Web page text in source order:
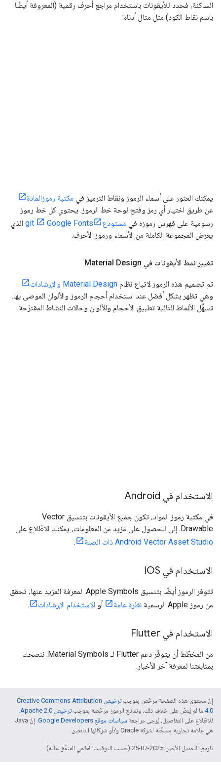
الساكنة، فحدد للأيقونات باستخدام مراجع أحرف رقمية (المعروفة أيضًا
باسم نقاط الكود) مثل مثال أدناه:
يمكنك العثور على أسماء الرموز ونقاط الترميز في مكتبة رموزالمادة
عن طريق اختيار أي رمز وفتح لوحة خط الرموز. يحتوي كل خط رموز
رسومية على فهرس رموزه في مستودعgit Google Fonts
الذي
يعرض المجموعة الكاملة من الأسماء ورموز الأحرف.
تغيير نمط الأيقونات في Material Design
تم تصميم هذه الرموز لاتباع نظام Material Design والإرشادات
وهي تظهر بشكل أفضل عند استخدام أحجام الرموز والألوان الموصى بها.
تسهِّل الأنماط التالية تطبيق الأحجام والألوان وحالات النشاط المقترَحة.
الاستخدام في Android
في مكتبة رموز المواد، تكون جميع الأيقونات بتنسيق Vector
Drawable. إلى للحصول على مزيد من المعلومات، يمكنك الاطّلاع على
Android Vector Asset Studio ذات الصلة
.
الاستخدام في i OS
تتوفر الرموز أيضًا بتنسيق Apple Symbols. لمعرفة المزيد عنها، تحقق
من رموز Apple الرسمية
نظرة عامة أو الاستخدام الإرشادات .
الاستخدام في Flutter
من المخطّط أن يتوفّر دعم Flutter لـ Material Symbols. ننصحك
بمتابعتنا لمعرفة آخر الأخبار.
إنّ محتوى هذه الصفحة مرخّص بموجب
ترخيص Creative Commons Attribution
4.0‏ ما لم يُنصّ على خلاف ذلك، ونماذج الرموز مرخّصة بموجبترخيص Apache 2.0‏
.
للاطّلاع على التفاصيل، يُرجى مراجعة سياسات موقع Google Developers‏
. إنّ Java
هي علامة تجارية مسجَّلة لشركة Oracle و/أو شركائها التابعين.
تاريخ التعديل الأخير: 2025-07-25 (حسب التوقيت العالمي المتفَّق عليه)